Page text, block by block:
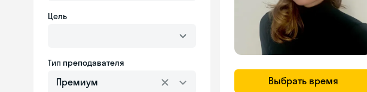
Цель
Тип преподавателя
Премиум Выбрать время